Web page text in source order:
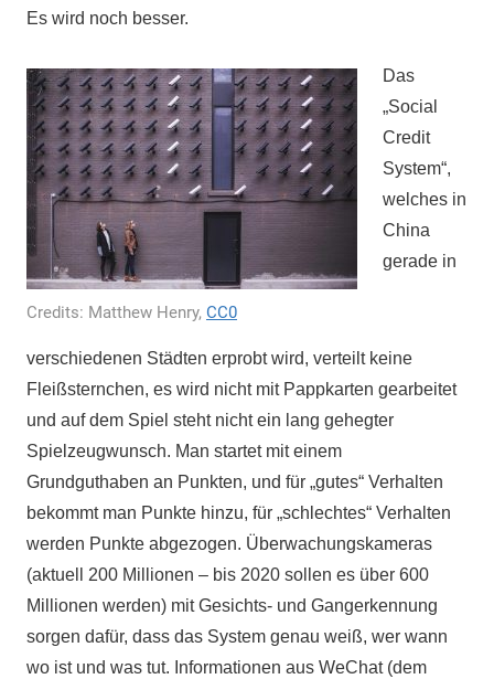
Es wird noch besser.
Credits: Matthew Henry, CC0
Das
„Social
Credit
System“,
welches in
China
gerade in
verschiedenen Städten erprobt wird, verteilt keine
Fleißsternchen, es wird nicht mit Pappkarten gearbeitet
und auf dem Spiel steht nicht ein lang gehegter
Spielzeugwunsch. Man startet mit einem
Grundguthaben an Punkten, und für „gutes“ Verhalten
bekommt man Punkte hinzu, für „schlechtes“ Verhalten
werden Punkte abgezogen. Überwachungskameras
(aktuell 200 Millionen – bis 2020 sollen es über 600
Millionen werden) mit Gesichts- und Gangerkennung
sorgen dafür, dass das System genau weiß, wer wann
wo ist und was tut. Informationen aus WeChat (dem